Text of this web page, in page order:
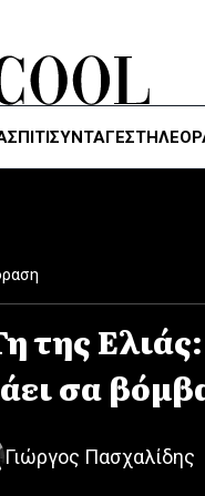
ΣΠΙΤΙΣΥΝΤΑΓΕΣ
της
σα
Γιώργος Πασχαλίδης